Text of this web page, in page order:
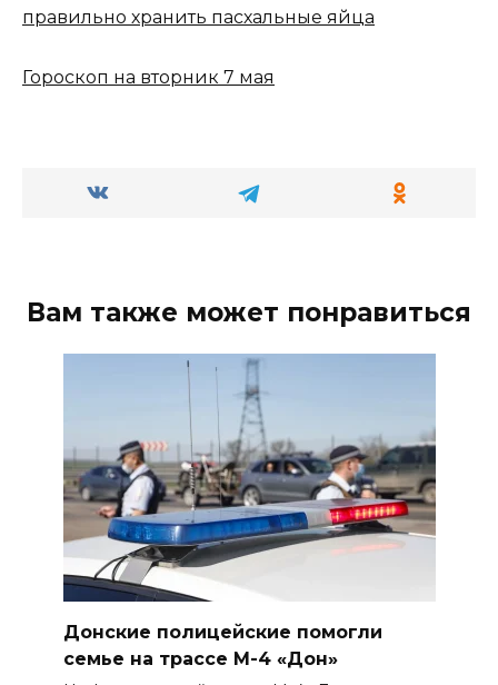
правильно хранить пасхальные яйца
Гороскоп на вторник 7 мая
Вам также может понравиться
Донские полицейские помогли
семье на трассе М-4 «Дон»